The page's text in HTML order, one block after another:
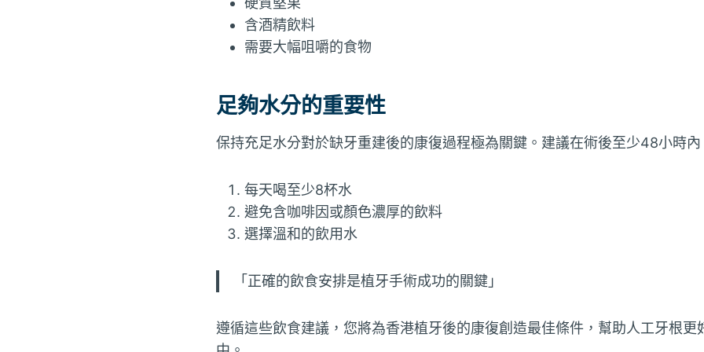
含酒精飲料
需要大幅咀嚼的食物
足夠水分的重要性
保持充足水分對於缺牙重建後的康復過程極為關鍵。建議在術後至少48小時內
每天喝至少8杯水
避免含咖啡因或顏色濃厚的飲料
選擇溫和的飲用水
「正確的飲食安排是植牙手術成功的關鍵」
遵循這些飲食建議，您將為香港植牙後的康復創造最佳條件，幫助人工牙根更